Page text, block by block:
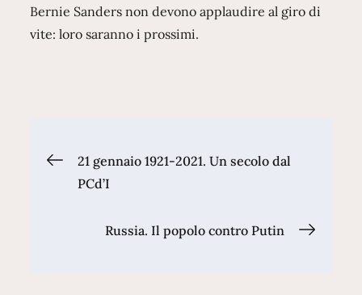
Bernie Sanders non devono applaudire al giro di
vite: loro saranno i prossimi.
Navigazione
21 gennaio 1921-2021. Un secolo dal
PCd’I
Russia. Il popolo contro Putin